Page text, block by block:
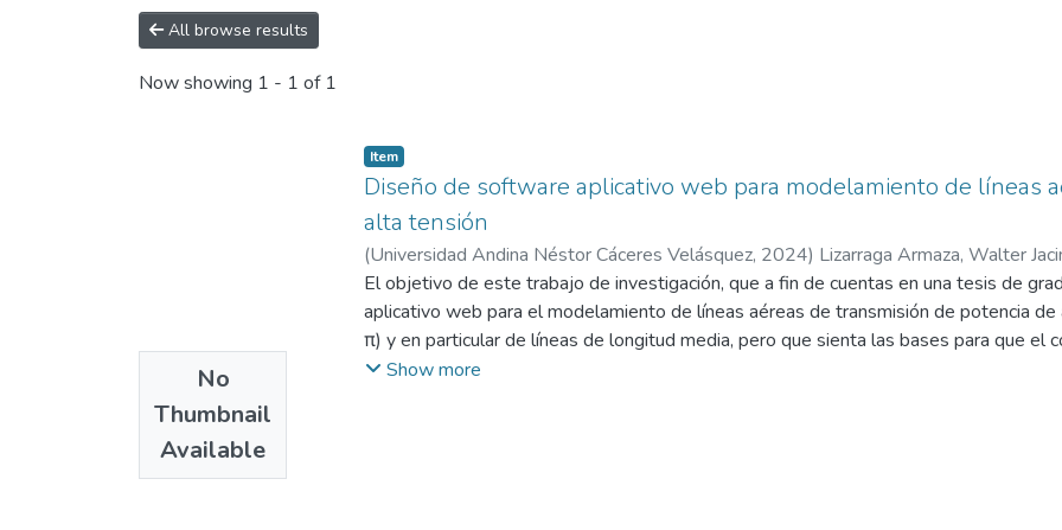
All browse results
Now showing 1 - 1 of 1
No
Thumbnail
Available
Item
Diseño de software aplicativo web para modelamiento de líneas
alta tensión
(Universidad Andina Néstor Cáceres Velásquez, 2024) Lizarraga Armaza, Walter
Manuel;Universidad Andina Néstor Cáceres Velásquez
El objetivo de este trabajo de investigación, que a fin de cuentas en una tesis de
aplicativo web para el modelamiento de líneas aéreas de transmisión de potencia
π) y en particular de líneas de longitud media, pero que sienta las bases para que el
inmediatamente extendido para analizar y calcular la operación de líneas de
capacitancia y el modelo del circuito equivalente π, que a fin de cuentas es un
efectuar análisis mencionados líneas arriba. El estudio realizado, se organiza por
Show more